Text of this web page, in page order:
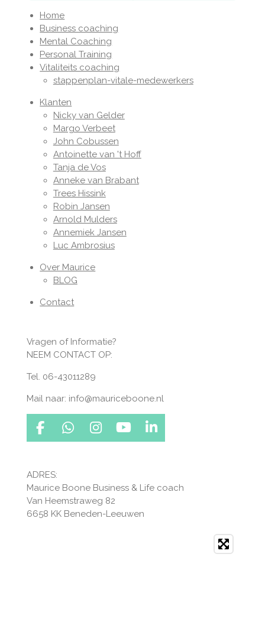
Home
Business coaching
Mental Coaching
Personal Training
Vitaliteits coaching
stappenplan-vitale-medewerkers
Klanten
Nicky van Gelder
Margo Verbeet
John Cobussen
Antoinette van 't Hoff
Tanja de Vos
Anneke van Brabant
Trees Hissink
Robin Jansen
Arnold Mulders
Annemiek Jansen
Luc Ambrosius
Over Maurice
BLOG
Contact
Vragen of Informatie?
NEEM CONTACT OP:
Tel. 06-43011289
Mail naar: info@mauriceboone.nl
F
e
b
o
o
W
s
A
p
I
a
g
r
Y
u
e
L
e
ADRES:
Maurice Boone Business & Life coach
Van Heemstraweg 82
6658 KK Beneden-Leeuwen